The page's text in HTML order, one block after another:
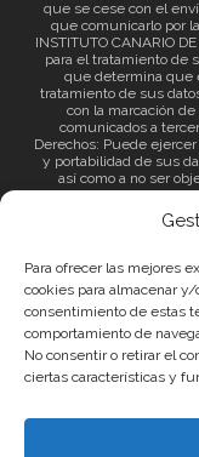
Para ofrecer las mejores
cookies para almacenar
consentimiento de estas
comportamiento de
No consentir o retirar el
ciertas características y
que se cese con el
que comunicarlo por
INSTITUTO CANARIO
para el tratamiento de
que determina que
tratamiento de sus
con la marcación
comunicados a
Derechos: Puede
y portabilidad de sus
así como a no ser
tratamiento
prestado. Información
a
©